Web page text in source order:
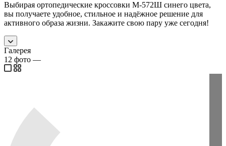
Выбирая ортопедические кроссовки М-572Ш синего цвета,
вы получаете удобное, стильное и надёжное решение для
активного образа жизни. Закажите свою пару уже сегодня!
Галерея
12 фото —